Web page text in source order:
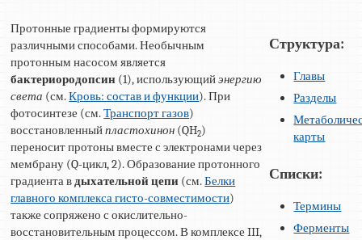
Протонные градиенты формируются
различными способами. Необычным
протонным насосом является
бактериородопсин (1), использующийэнергию
света (см.Кровь: состав и функции). При
фотосинтезе (см.Транспорт газов)
восстановленныйпластохинон (QH2)
переносит протоны вместе с электронами через
мембрану (Q-цикл, 2). Образование протонного
градиента вдыхательной цепи (см.Белки
главного комплекса гисто-совместимости)
также сопряжено с окислительно-
восстановительным процессом. В комплексе III,
Структура:
Главы
Разделы
карты
Списки:
Термины
Ферменты